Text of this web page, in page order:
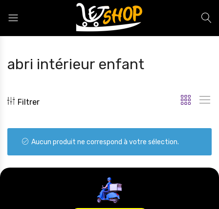
abri intérieur enfant
Filtrer
Aucun produit ne correspond à votre sélection.